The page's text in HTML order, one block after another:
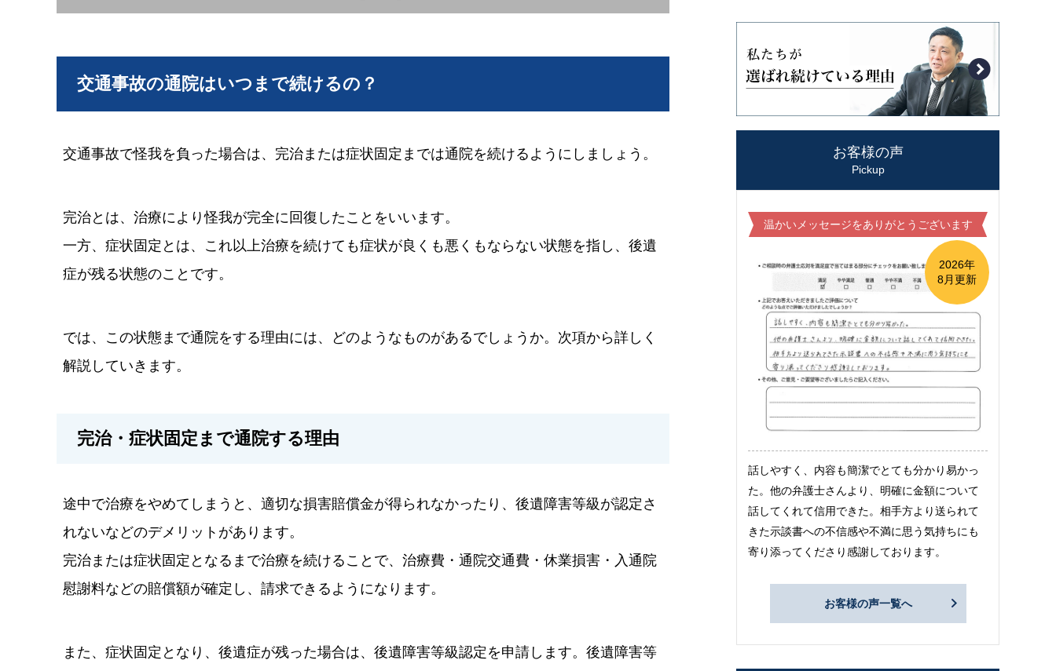
交通事故の通院はいつまで続けるの？
交通事故で怪我を負った場合は、完治または症状固定までは通院を続けるようにしましょう。
完治とは、治療により怪我が完全に回復したことをいいます。
一方、症状固定とは、これ以上治療を続けても症状が良くも悪くもならない状態を指し、後遺
症が残る状態のことです。
では、この状態まで通院をする理由には、どのようなものがあるでしょうか。次項から詳しく
解説していきます。
完治・症状固定まで通院する理由
途中で治療をやめてしまうと、適切な損害賠償金が得られなかったり、後遺障害等級が認定さ
れないなどのデメリットがあります。
完治または症状固定となるまで治療を続けることで、治療費・通院交通費・休業損害・入通院
慰謝料などの賠償額が確定し、請求できるようになります。
また、症状固定となり、後遺症が残った場合は、後遺障害等級認定を申請します。後遺障害等
お客様の声
Pickup
温かいメッセージをありがとうございます
2026年
8月更新
話しやすく、内容も簡潔でとても分かり易かっ
た。他の弁護士さんより、明確に金額について
話してくれて信用できた。相手方より送られて
きた示談書への不信感や不満に思う気持ちにも
寄り添ってくださり感謝しております。
お客様の声一覧へ